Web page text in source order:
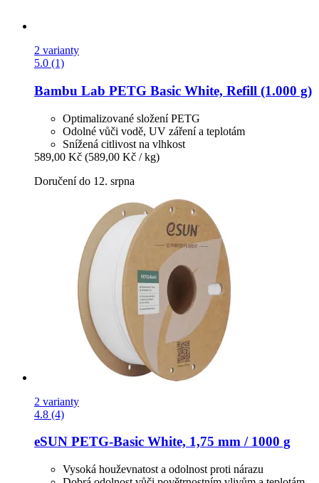
2 varianty
5.0 (1)
Bambu Lab PETG Basic White, Refill (1.000 g)
Optimalizované složení PETG
Odolné vůči vodě, UV záření a teplotám
Snížená citlivost na vlhkost
589,00 Kč (589,00 Kč / kg)
Doručení do 12. srpna
2 varianty
4.8 (4)
eSUN PETG-​Basic White, 1,75 mm / 1000 g
Vysoká houževnatost a odolnost proti nárazu